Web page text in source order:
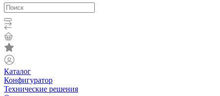
Каталог
Конфигуратор
Технические решения